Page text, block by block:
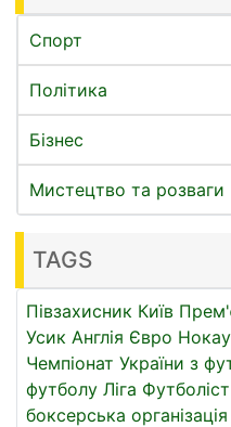
Спорт
Політика
Бізнес
Мистецтво та розваги
TAGS
Півзахисник Київ
Усик Англія Євро
Чемпіонат України з
футболу Ліга Футболіст
боксерська організація